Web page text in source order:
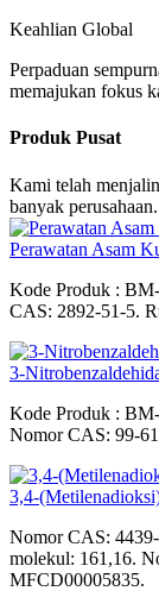
Keahlian Global
Perpaduan
memajukan fokus
Produk Pusat
Kami telah
banyak perusahaan.
Perawatan Asam
Kode Produk :
CAS: 2892-51-5.
3-
Kode Produk :
Nomor CAS: 99-
3,4-
Nomor CAS:
molekul: 161,16.
MFCD00005835.